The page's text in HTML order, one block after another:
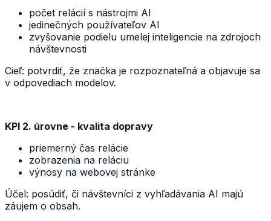
počet relácií s nástrojmi AI
jedinečných používateľov AI
zvyšovanie podielu umelej inteligencie na zdrojoch
návštevnosti
Cieľ: potvrdiť, že značka je rozpoznateľná a objavuje sa
v odpovediach modelov.
KPI 2. úrovne - kvalita dopravy
priemerný čas relácie
zobrazenia na reláciu
výnosy na webovej stránke
Účel: posúdiť, či návštevníci z vyhľadávania AI majú
záujem o obsah.